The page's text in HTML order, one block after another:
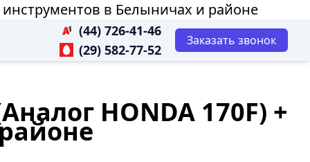
инструментов в Белыничах и районе
(44) 726-41-46
(29) 582-77-52
Заказать звонок
HONDA 170F) +